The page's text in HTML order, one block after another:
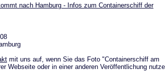
nach Hamburg - Infos zum Containerschiff der
mit uns auf, wenn Sie das Foto "Containerschiff am
Webseite oder in einer anderen Veröffentlichung